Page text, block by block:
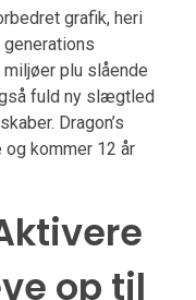
grafik, heri
plu slående
fuld ny slægtled
Dragon’s
kommer 12 år
op til